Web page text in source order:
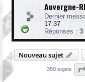
Auvergne-
Dernier
17:37
Réponses : 3
Nouveau sujet
350 sujets